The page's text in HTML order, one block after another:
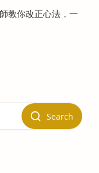
教你改正心法，一
Search